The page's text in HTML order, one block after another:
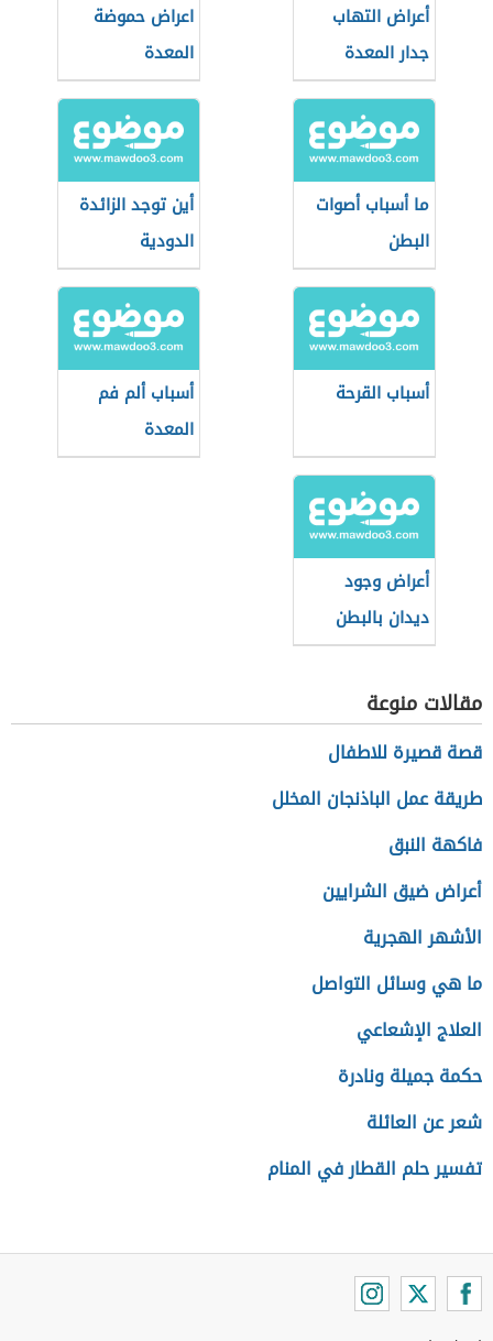
أعراض التهاب
جدار المعدة
اعراض حموضة
المعدة
ما أسباب أصوات
البطن
أين توجد الزائدة
الدودية
أسباب القرحة
أسباب ألم فم
المعدة
أعراض وجود
ديدان بالبطن
مقالات منوعة
قصة قصيرة للاطفال
طريقة عمل الباذنجان المخلل
فاكهة النبق
أعراض ضيق الشرايين
الأشهر الهجرية
ما هي وسائل التواصل
العلاج الإشعاعي
حكمة جميلة ونادرة
شعر عن العائلة
تفسير حلم القطار في المنام